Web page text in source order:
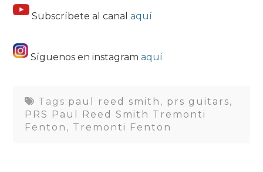
Subscríbete al canalaquí
Síguenos en instagramaquí
Tags: paul reed smith , prs guitars,
PRS Paul Reed Smith Tremonti
Fenton , Tremonti Fenton